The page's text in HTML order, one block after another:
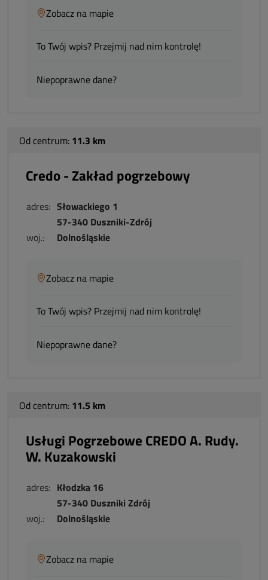
Zobacz na mapie
To Twój wpis? Przejmij nad nim kontrolę!
Niepoprawne dane?
Od centrum: 11.3 km
Credo - Zakład pogrzebowy
adres: Słowackiego 1
57-340 Duszniki-Zdrój
woj.:
Dolnośląskie
Zobacz na mapie
To Twój wpis? Przejmij nad nim kontrolę!
Niepoprawne dane?
Od centrum: 11.5 km
Usługi Pogrzebowe CREDO A. Rudy.
W. Kuzakowski
adres: Kłodzka 16
57-340 Duszniki Zdrój
woj.:
Dolnośląskie
Zobacz na mapie